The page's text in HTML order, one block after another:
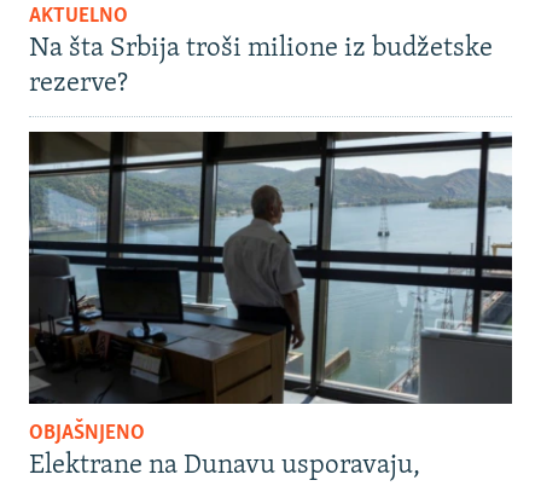
AKTUELNO
Na šta Srbija troši milione iz budžetske
rezerve?
OBJAŠNJENO
Elektrane na Dunavu usporavaju,